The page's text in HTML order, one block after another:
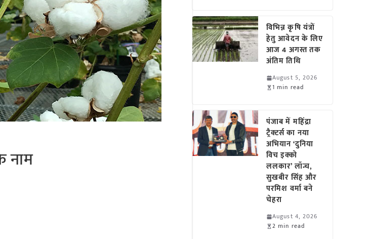
नाम
विभिन्न कृषि यंत्रों
हेतु आवेदन के लिए
आज 4 अगस्त तक
अंतिम तिथि
August 5, 2026
1 min read
पंजाब में महिंद्रा
ट्रैक्टर्स का नया
अभियान ‘दुनिया
विच इक्को
ललकार’ लॉन्च,
सुखबीर सिंह और
परमिश वर्मा बने
चेहरा
August 4, 2026
2 min read